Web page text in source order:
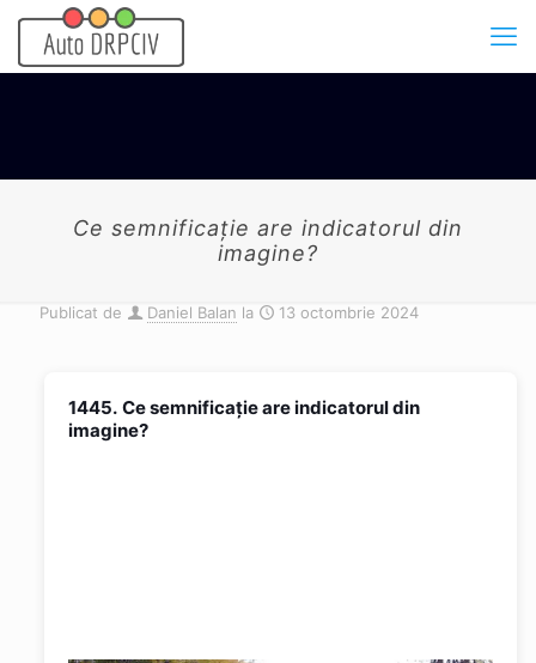
Ce semnificaţie are indicatorul din
imagine?
Publicat de Daniel Balan la 13 octombrie 2024
1445. Ce semnificaţie are indicatorul din
imagine?